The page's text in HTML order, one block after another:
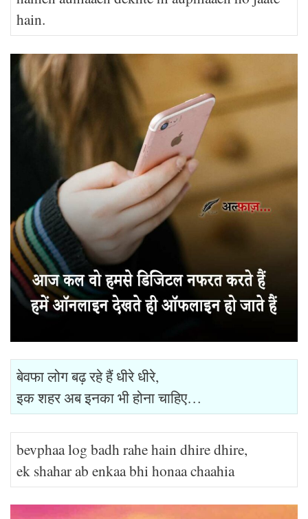
hain.
बेवफा लोग बढ़ रहे हैं धीरे धीरे,
इक शहर अब इनका भी होना चाहिए…
bevphaa log badh rahe hain dhire dhire,
ek shahar ab enkaa bhi honaa chaahia